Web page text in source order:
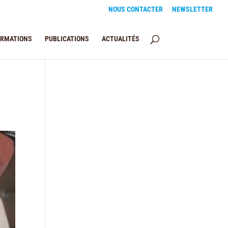
NOUS CONTACTER NEWSLETTER
PUBLICATIONS ACTUALITÉS